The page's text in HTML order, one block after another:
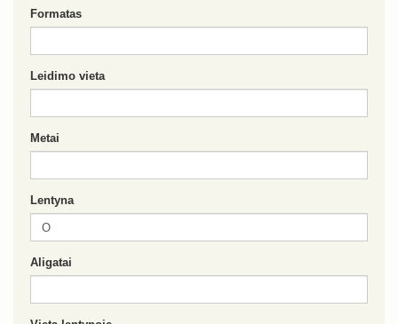
Formatas
Leidimo vieta
Metai
Lentyna
Aligatai